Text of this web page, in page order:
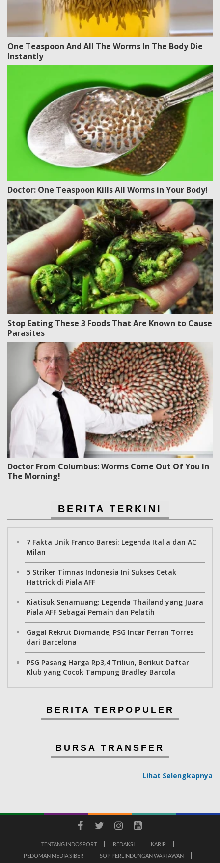
One Teaspoon And All The Worms In The Body Die
Instantly
Doctor: One Teaspoon Kills All Worms in Your Body!
Stop Eating These 3 Foods That Are Known to Cause
Parasites
Doctor From Columbus: Worms Come Out Of You In
The Morning!
BERITA TERKINI
7 Fakta Unik Franco Baresi: Legenda Italia dan AC
Milan
5 Striker Timnas Indonesia Ini Sukses Cetak
Hattrick di Piala AFF
Kiatisuk Senamuang: Legenda Thailand yang Juara
Piala AFF Sebagai Pemain dan Pelatih
Gagal Rekrut Diomande, PSG Incar Ferran Torres
dari Barcelona
PSG Pasang Harga Rp3,4 Triliun, Berikut Daftar
Klub yang Cocok Tampung Bradley Barcola
BERITA TERPOPULER
BURSA TRANSFER
Lihat Selengkapnya
TENTANG INDOSPORT REDAKSI
KARIR
PEDOMAN MEDIA SIBER
SOP PERLINDUNGAN WARTAWAN